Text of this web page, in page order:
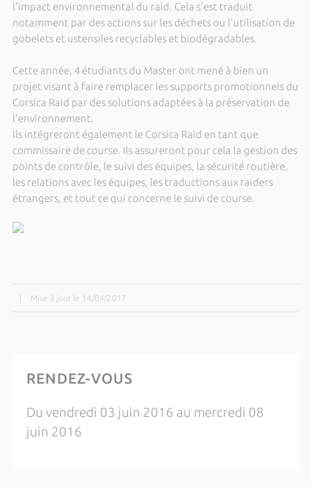
l'impact environnemental du raid. Cela s'est traduit
notamment par des actions sur les déchets ou l'utilisation de
gobelets et ustensiles recyclables et biodégradables.
Cette année, 4 étudiants du Master ont mené à bien un
projet visant à faire remplacer les supports promotionnels du
Corsica Raid par des solutions adaptées à la préservation de
l'environnement.
Ils intégreront également le Corsica Raid en tant que
commissaire de course. Ils assureront pour cela la gestion des
points de contrôle, le suivi des équipes, la sécurité routière,
les relations avec les équipes, les traductions aux raiders
étrangers, et tout ce qui concerne le suivi de course.
Mise à jour le 14/04/2017
RENDEZ-VOUS
Du vendredi 03 juin 2016 au mercredi 08
juin 2016